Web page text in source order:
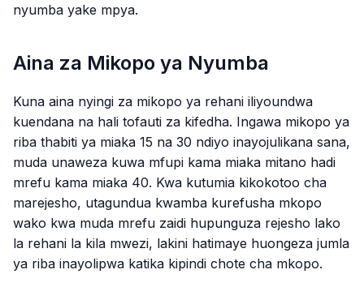
nyumba yake mpya.
Aina za Mikopo ya Nyumba
Kuna aina nyingi za mikopo ya rehani iliyoundwa
kuendana na hali tofauti za kifedha. Ingawa mikopo ya
riba thabiti ya miaka 15 na 30 ndiyo inayojulikana sana,
muda unaweza kuwa mfupi kama miaka mitano hadi
mrefu kama miaka 40. Kwa kutumia kikokotoo cha
marejesho, utagundua kwamba kurefusha mkopo
wako kwa muda mrefu zaidi hupunguza rejesho lako
la rehani la kila mwezi, lakini hatimaye huongeza jumla
ya riba inayolipwa katika kipindi chote cha mkopo.